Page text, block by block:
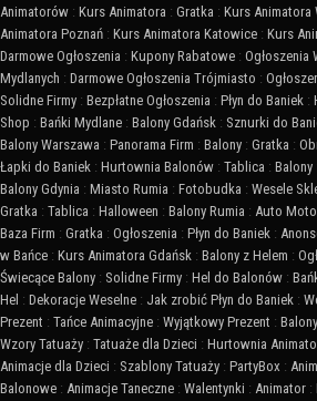
Animatorów : Kurs Animatora : Gratka : Kurs Animatora
Animatora Poznań : Kurs Animatora Katowice : Kurs
Darmowe Ogłoszenia : Kupony Rabatowe : Ogłoszenia
Mydlanych : Darmowe Ogłoszenia Trójmiasto :
Solidne Firmy : Bezpłatne Ogłoszenia : Płyn do Baniek :
Shop : Bańki Mydlane : Balony Gdańsk : Sznurki do
Balony Warszawa : Panorama Firm : Balony : Gratka :
Łapki do Baniek : Hurtownia Balonów : Tablica : Balony
Balony Gdynia : Miasto Rumia : Fotobudka : Wesele
Gratka : Tablica : Halloween : Balony Rumia : Auto Moto
Baza Firm : Gratka : Ogłoszenia : Płyn do Baniek :
w Bańce : Kurs Animatora Gdańsk : Balony z Helem :
Świecące Balony : Solidne Firmy : Hel do Balonów :
Hel : Dekoracje Weselne : Jak zrobić Płyn do Baniek :
Prezent : Tańce Animacyjne : Wyjątkowy Prezent :
Wzory Tatuaży : Tatuaże dla Dzieci : Hurtownia
Animacje dla Dzieci : Szablony Tatuaży : PartyBox :
Balonowe : Animacje Taneczne : Walentynki : Animator :